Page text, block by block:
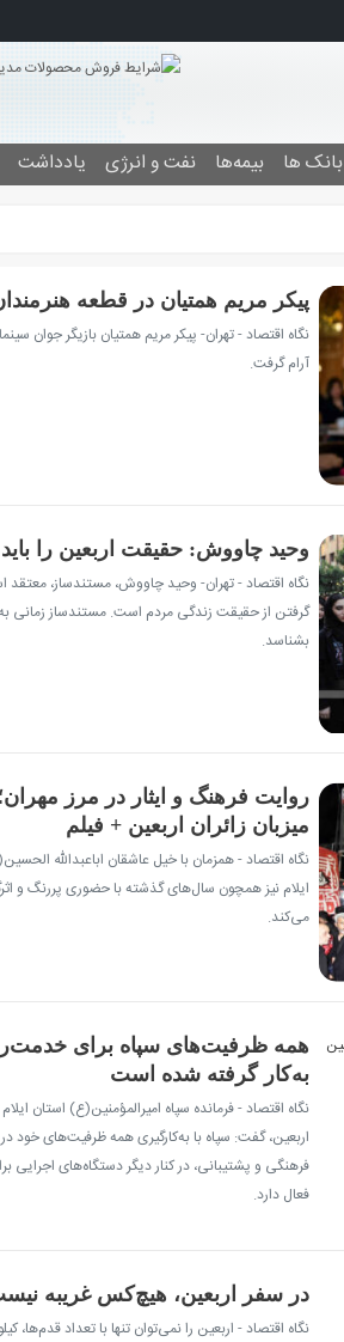
بانک ها بیمه‌ها نفت و انرژی یادداشت
پیکر مریم همتیان در قطعه
نگاه اقتصاد - تهران- پیکر مریم همتیان بازیگر جوان
آرام گرفت.
وحید چاووش: حقیقت اربعین را
نگاه اقتصاد - تهران- وحید چاووش، مستندساز،
گرفتن از حقیقت زندگی مردم است. مستندساز زمانی
بشناسد.
روایت فرهنگ و ایثار در مرز
میزبان زائران اربعین + فیلم
نگاه اقتصاد - همزمان با خیل عاشقان اباعبدالله
ایلام نیز همچون سال‌های گذشته با حضوری پررنگ و
می‌کند.
همه ظرفیت‌های سپاه برای
به‌کار گرفته شده است
نگاه اقتصاد - فرمانده سپاه امیرالمؤمنین(ع) استان
اربعین، گفت: سپاه با به‌کارگیری همه ظرفیت‌های
فرهنگی و پشتیبانی، در کنار دیگر دستگاه‌های اجرایی
فعال دارد.
در سفر اربعین، هیچ‌کس غریبه
نگاه اقتصاد - اربعین را نمی‌توان تنها با تعداد قدم‌ها،